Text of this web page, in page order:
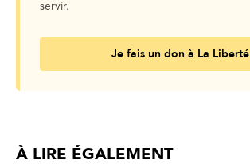
servir.
Je fais un don à La Liberté
À LIRE ÉGALEMENT